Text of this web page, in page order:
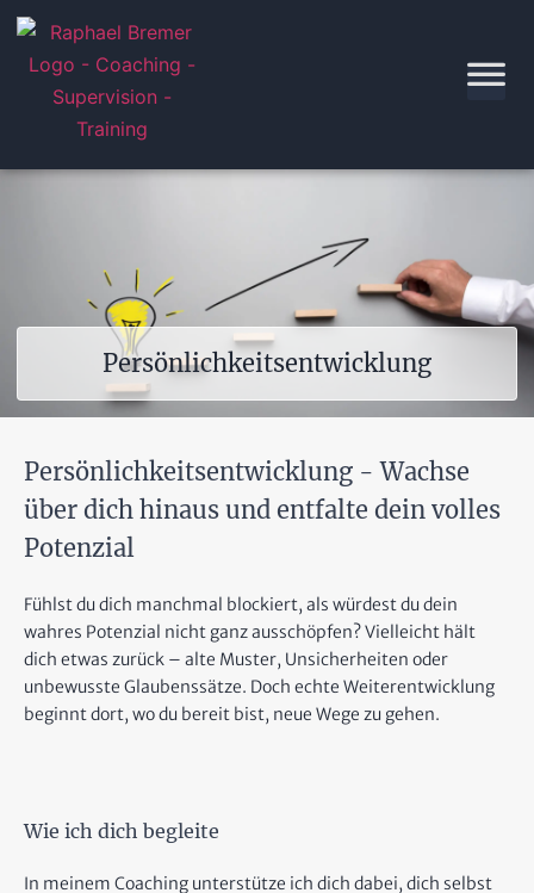
Persönlichkeitsentwicklung
Persönlichkeitsentwicklung - Wachse
über dich hinaus und entfalte dein volles
Potenzial
Fühlst du dich manchmal blockiert, als würdest du dein
wahres Potenzial nicht ganz ausschöpfen? Vielleicht hält
dich etwas zurück – alte Muster, Unsicherheiten oder
unbewusste Glaubenssätze. Doch echte Weiterentwicklung
beginnt dort, wo du bereit bist, neue Wege zu gehen.
Wie ich dich begleite
In meinem Coaching unterstütze ich dich dabei, dich selbst